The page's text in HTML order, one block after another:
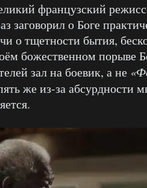
французский
заговорил о Боге
о тщетности бытия,
божественном порыве
зал на боевик, а не
же из-за абсурдности